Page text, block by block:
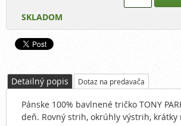
SKLADOM
Detailný popis Dotaz na predavača
Pánske 100% bavlnené tričko TONY
deň. Rovný strih, okrúhly výstrih, krátky